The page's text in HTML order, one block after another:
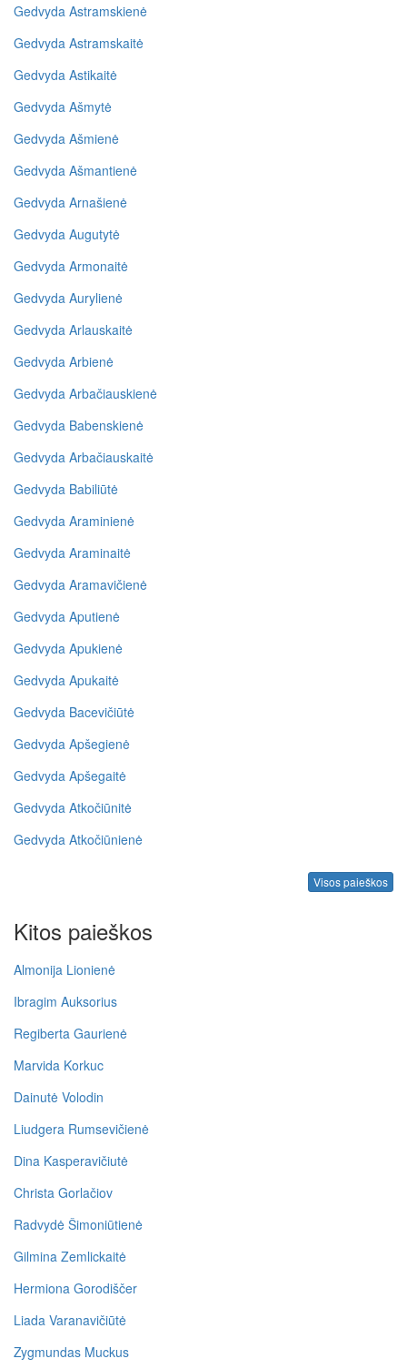
Gedvyda Astramskienė
Gedvyda Astramskaitė
Gedvyda Astikaitė
Gedvyda Ašmytė
Gedvyda Ašmienė
Gedvyda Ašmantienė
Gedvyda Arnašienė
Gedvyda Augutytė
Gedvyda Armonaitė
Gedvyda Aurylienė
Gedvyda Arlauskaitė
Gedvyda Arbienė
Gedvyda Arbačiauskienė
Gedvyda Babenskienė
Gedvyda Arbačiauskaitė
Gedvyda Babiliūtė
Gedvyda Araminienė
Gedvyda Araminaitė
Gedvyda Aramavičienė
Gedvyda Aputienė
Gedvyda Apukienė
Gedvyda Apukaitė
Gedvyda Bacevičiūtė
Gedvyda Apšegienė
Gedvyda Apšegaitė
Gedvyda Atkočiūnitė
Gedvyda Atkočiūnienė
Visos paieškos
Kitos paieškos
Almonija Lionienė
Ibragim Auksorius
Regiberta Gaurienė
Marvida Korkuc
Dainutė Volodin
Liudgera Rumsevičienė
Dina Kasperavičiutė
Christa Gorlačiov
Radvydė Šimoniūtienė
Gilmina Zemlickaitė
Hermiona Gorodiščer
Liada Varanavičiūtė
Zygmundas Muckus